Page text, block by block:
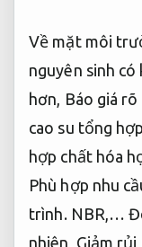
Về mặt môi
nguyên sinh có
hơn, Báo giá rõ
cao su tổng
hợp chất hóa
Phù hợp nhu
trình. NBR,…
nhiên, Giảm